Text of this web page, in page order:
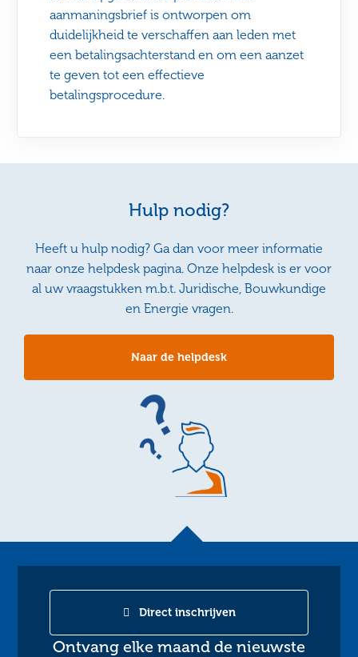
aanmaningsbrief is ontworpen om
duidelijkheid te verschaffen aan leden met
een betalingsachterstand en om een aanzet
te geven tot een effectieve
betalingsprocedure.
Hulp nodig?
Heeft u hulp nodig? Ga dan voor meer informatie
naar onze helpdesk pagina. Onze helpdesk is er voor
al uw vraagstukken m.b.t. Juridische, Bouwkundige
en Energie vragen.
Naar de helpdesk
Ontvang elke maand de nieuwste
Direct inschrijven